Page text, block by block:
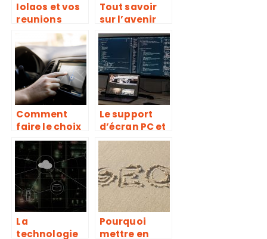
Iolaos et vos
reunions
prennent une
toute
nouvelle
dimension
Tout savoir
sur l’avenir
du metavers
Comment
faire le choix
d’un meilleur
autoradio
GPS
multimedia
en 2022 ?
Le support
d’écran PC et
ses
La
technologie
Pourquoi
mettre en